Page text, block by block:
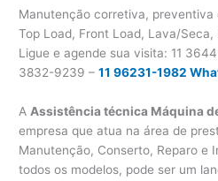
Manutenção corretiva, preventiva
Top Load, Front Load, Lava/
Ligue e agende sua visita: 11
3832-9239 –11 96231-1982
AAssistência técnica Máquina
empresa que atua na área de
Manutenção, Conserto, Reparo e
todos os modelos, pode ser um